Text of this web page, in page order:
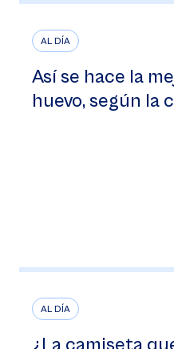
AL DÍA
Así se hace la
huevo, según la
AL DÍA